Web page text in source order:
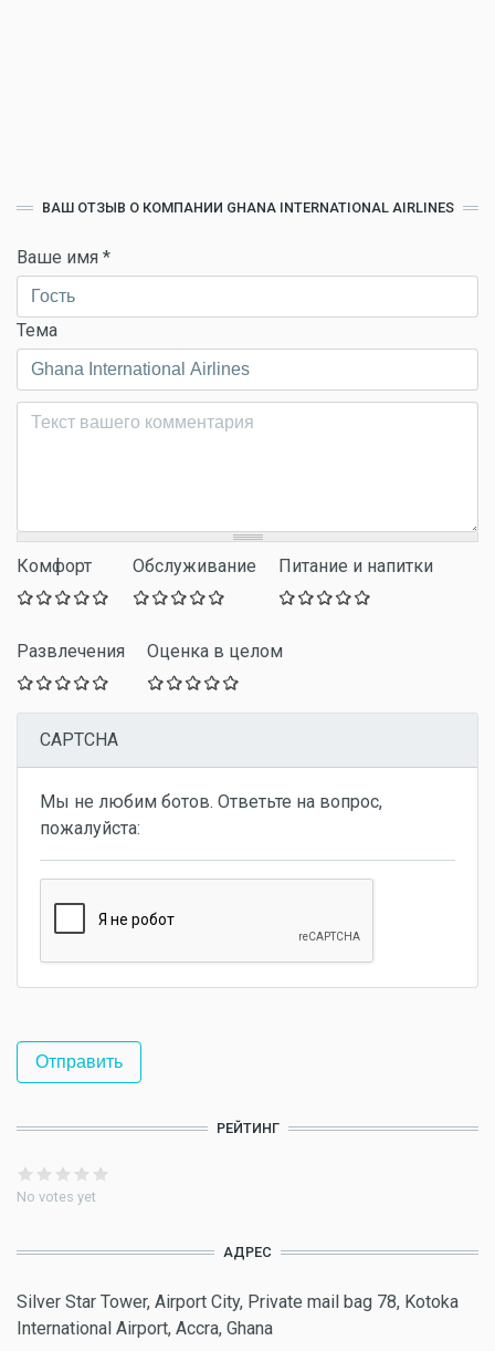
ВАШ ОТЗЫВ О КОМПАНИИ GHANA INTERNATIONAL AIRLINES
Ваше имя *
Тема
Комментарий*
Комфорт Обслуживание Питание и напитки
Развлечения Оценка в целом
CAPTCHA
Мы не любим ботов. Ответьте на вопрос,
пожалуйста:
РЕЙТИНГ
No votes yet
АДРЕС
Silver Star Tower, Airport City, Private mail bag 78, Kotoka
International Airport, Accra, Ghana